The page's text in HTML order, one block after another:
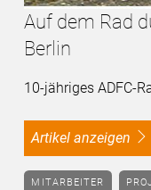
Auf dem Rad
Berlin
10-jähriges ADFC-
Artikel anzeigen
MITARBEITER